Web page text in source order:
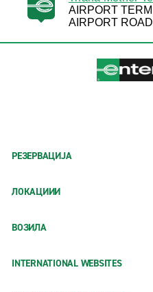
AIRPORT
AIRPORT
РЕЗЕРВАЦИЈА
ЛОКАЦИИИ
ВОЗИЛА
INTERNATIONAL WEBSITES